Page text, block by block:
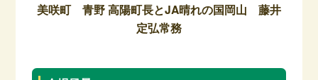
美咲町 青野 高陽町長とJA晴れの国岡山 藤井
定弘常務